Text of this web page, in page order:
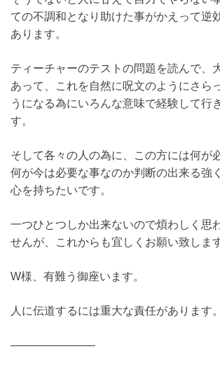
ての不調和となり助けた事がかえって逆
あります。
ティーチャーのテストの問題を読んで、
あって、これを自然に呪文のようにさら
うになる為にいろんな意味で経験して行
す。
そして各々の人の為に、この方には何が
何が今は必要な事なのか判断の出来る強
心を持ちたいです。
一つひとつしか出来ないので煩わしく思
せんが、これからも宜しくお願い致しま
W様、有難う御座います。
人に伝道するには重大な責任があります。
———————–